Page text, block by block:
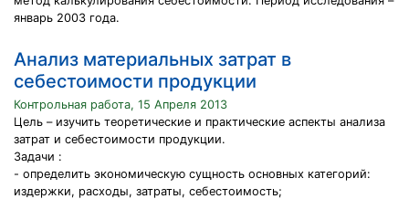
январь 2003 года.
Анализ материальных затрат в
себестоимости продукции
Контрольная работа, 15 Апреля 2013
Цель – изучить теоретические и практические аспекты анализа
затрат и себестоимости продукции.
Задачи :
- определить экономическую сущность основных категорий:
издержки, расходы, затраты, себестоимость;